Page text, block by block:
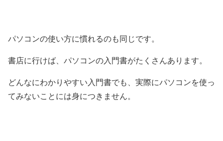
パソコンの使い方に慣れるのも同じです。
書店に行けば、パソコンの入門書がたくさんあります。
どんなにわかりやすい入門書でも、実際にパソコンを使っ
てみないことには身につきません。